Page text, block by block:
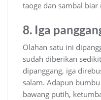
taoge dan sambal
8. Iga
Olahan satu ini
sudah diberikan
dipanggang, iga
salam. Adapun
bawang putih,